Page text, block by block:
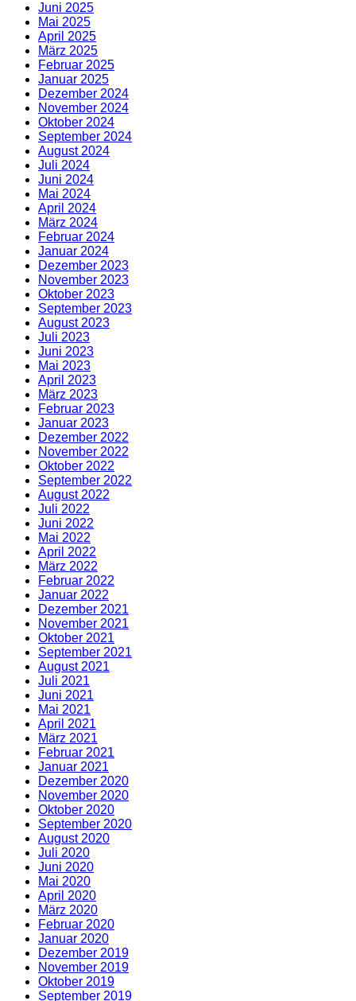
Juni 2025
Mai 2025
April 2025
März 2025
Februar 2025
Januar 2025
Dezember 2024
November 2024
Oktober 2024
September 2024
August 2024
Juli 2024
Juni 2024
Mai 2024
April 2024
März 2024
Februar 2024
Januar 2024
Dezember 2023
November 2023
Oktober 2023
September 2023
August 2023
Juli 2023
Juni 2023
Mai 2023
April 2023
März 2023
Februar 2023
Januar 2023
Dezember 2022
November 2022
Oktober 2022
September 2022
August 2022
Juli 2022
Juni 2022
Mai 2022
April 2022
März 2022
Februar 2022
Januar 2022
Dezember 2021
November 2021
Oktober 2021
September 2021
August 2021
Juli 2021
Juni 2021
Mai 2021
April 2021
März 2021
Februar 2021
Januar 2021
Dezember 2020
November 2020
Oktober 2020
September 2020
August 2020
Juli 2020
Juni 2020
Mai 2020
April 2020
März 2020
Februar 2020
Januar 2020
Dezember 2019
November 2019
Oktober 2019
September 2019